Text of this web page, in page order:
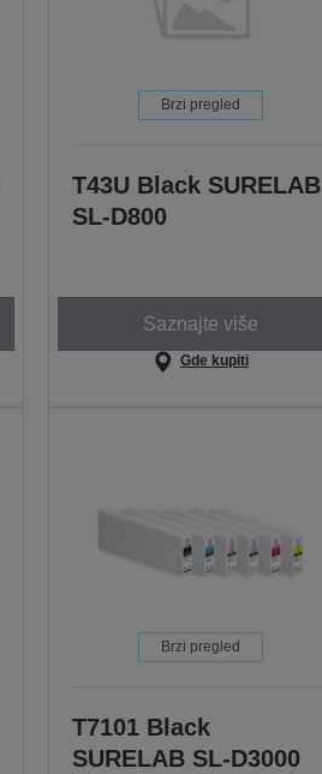
Brzi pregled
T43U Black SURELAB
SL-D800
Saznajte više
Gde kupiti
Brzi pregled
T7101 Black
SURELAB SL-D3000